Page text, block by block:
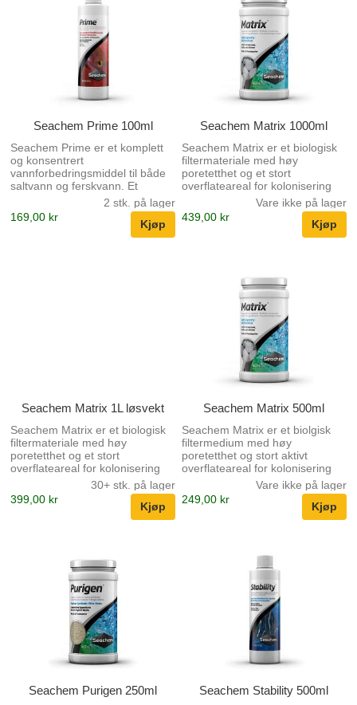
Seachem Prime 100ml
Seachem Prime er et komplett
og konsentrert
vannforbedringsmiddel til både
saltvann og ferskvann. Et
komplett og konsentrert
vannforbedringsmiddel til både
saltvann og ferskvann. Fjerner
både klor og kloramin. Avgifter
2 stk. på lager
169,00 kr
Seachem Matrix 1000ml
Seachem Matrix er et biologisk
filtermateriale med høy
poretetthet og et stort
overflateareal for kolonisering
av nyttige bakteriekulturer. Høy
kapasitet for biologisk filtrering.
Kontrollerer ammoniakk, nitrit og
nitrat. Veldig porøs, med en
anaerobe bakterier.
Vare ikke på lager
439,00 kr
Seachem Matrix 1L løsvekt
Seachem Matrix er et biologisk
filtermateriale med høy
poretetthet og et stort
overflateareal for kolonisering
av nyttige bakteriekulturer. Høy
kapasitet for biologisk filtrering.
Kontrollerer ammoniakk, nitrit og
nitrat. Veldig porøs, med en
aerobe og anaerobe bakterier. I
forhold til plastbaserte bioballer
gir Seachem Matrix ™ både en
ytre og indre makroporøs
overflate. Disse makroporene
har en ideel...
30+ stk. på lager
399,00 kr
Seachem Matrix 500ml
Seachem Matrix er et biolgisk
filtermedium med høy
poretetthet og stort aktivt
overflateareal for kolonisering
av en nyttig bakteriekultur.
Vare ikke på lager
249,00 kr
Seachem Purigen 250ml Seachem Stability 500ml